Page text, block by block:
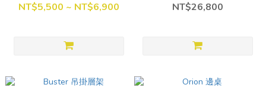
NT$5,500 ~ NT$6,900 NT$26,800